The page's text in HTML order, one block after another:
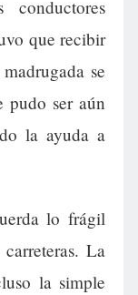
que recibir
se
pudo ser aún
la ayuda a
lo frágil
La
la simple